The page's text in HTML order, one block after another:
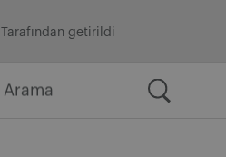
Tarafından getirildi